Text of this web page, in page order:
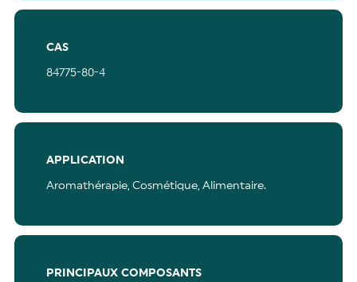
CAS
84775-80-4
APPLICATION
Aromathérapie, Cosmétique, Alimentaire.
PRINCIPAUX COMPOSANTS